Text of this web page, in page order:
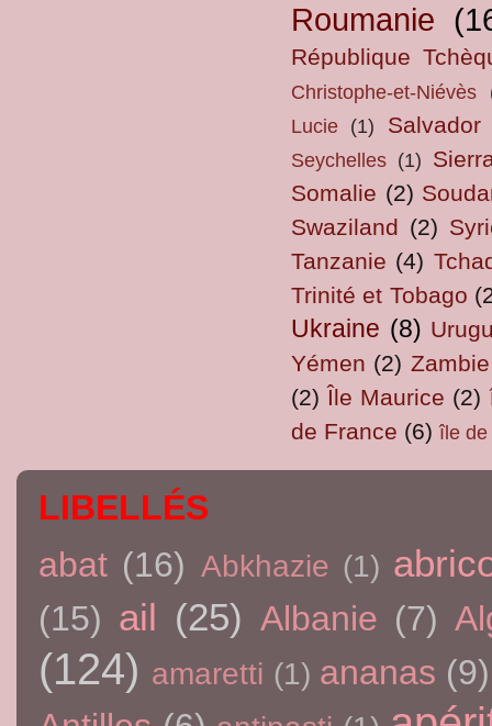
Roumanie
République
Christophe-et-Niévès
Lucie (1) Salvador
Seychelles (1)
Somalie (2)
Swaziland (2)
Tanzanie (4)
Trinité et Tobago
Ukraine (8)
Yémen (2) Zambie
(2) Île Maurice (2)
de France (6) île de
LIBELLÉS
abat (16) Abkhazie (1)
(15) ail (25) Albanie (7)
(124) amaretti (1) ananas (9)